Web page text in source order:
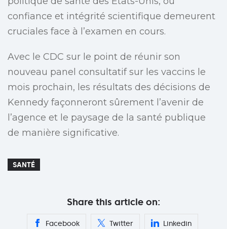
confiance et intégrité scientifique demeurent
cruciales face à l’examen en cours.
Avec le CDC sur le point de réunir son
nouveau panel consultatif sur les vaccins le
mois prochain, les résultats des décisions de
Kennedy façonneront sûrement l’avenir de
l’agence et le paysage de la santé publique
de manière significative.
SANTÉ
Share this article on:
Facebook Twitter Linkedin